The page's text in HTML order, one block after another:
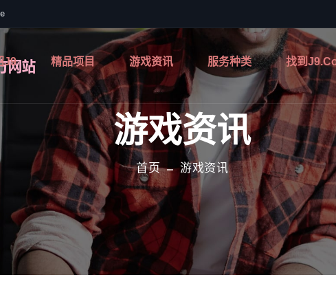
j9 精品项目 游戏资讯 服务种类 找到
游戏资讯
首页 游戏资讯